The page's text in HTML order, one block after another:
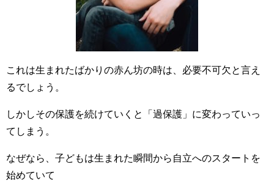
これは生まれたばかりの赤ん坊の時は、必要不可欠と言え
るでしょう。
しかしその保護を続けていくと「過保護」に変わっていっ
てしまう。
なぜなら、子どもは生まれた瞬間から自立へのスタートを
始めていて